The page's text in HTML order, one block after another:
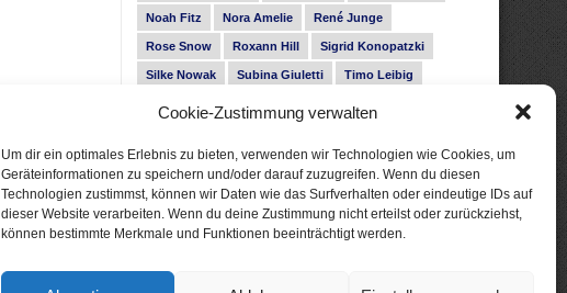
Cookie-Zustimmung verwalten
Um dir ein optimales Erlebnis zu bieten, verwenden wir Technologien wie Cookies, um
Geräteinformationen zu speichern und/oder darauf zuzugreifen. Wenn du diesen
Technologien zustimmst, können wir Daten wie das Surfverhalten oder eindeutige IDs auf
dieser Website verarbeiten. Wenn du deine Zustimmung nicht erteilst oder zurückziehst,
können bestimmte Merkmale und Funktionen beeinträchtigt werden.
Noah Fitz Nora Amelie René Junge
Rose Snow Roxann Hill Sigrid Konopatzki
Silke Nowak Subina Giuletti Timo Leibig